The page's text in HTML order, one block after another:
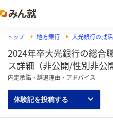
トップ 地方銀行 大光銀行の就
2024年卒大光銀行の総合
ス詳細（非公開/性別非公
内定承諾・辞退理由・アドバイス
体験記を投稿する